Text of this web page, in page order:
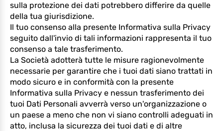
sulla protezione dei dati potrebbero differire da quelle
della tua giurisdizione.
Il tuo consenso alla presente Informativa sulla Privacy
seguito dall'invio di tali informazioni rappresenta il tuo
consenso a tale trasferimento.
La Società adotterà tutte le misure ragionevolmente
necessarie per garantire che i tuoi dati siano trattati in
modo sicuro e in conformità con la presente
Informativa sulla Privacy e nessun trasferimento dei
tuoi Dati Personali avverrà verso un'organizzazione o
un paese a meno che non vi siano controlli adeguati in
atto, inclusa la sicurezza dei tuoi dati e di altre